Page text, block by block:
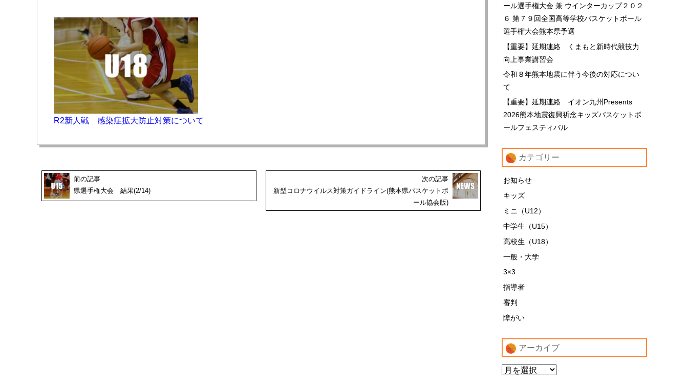
R2新人戦 感染症拡大防止対策について
前の記事
県選手権大会 結果(2/14)
次の記事
新型コロナウイルス対策ガイドライン(熊本県バスケットボ
ール協会版)
ール選手権大会 兼 ウインターカップ２０２
６ 第７９回全国高等学校バスケットボール
選手権大会熊本県予選
【重要】延期連絡 くまもと新時代競技力
向上事業講習会
令和８年熊本地震に伴う今後の対応につい
て
【重要】延期連絡 イオン九州Presents
2026熊本地震復興祈念キッズバスケットボ
ールフェスティバル
カテゴリー
お知らせ
キッズ
ミニ（U12）
中学生（U15）
高校生（U18）
一般・大学
3×3
指導者
審判
障がい
アーカイブ